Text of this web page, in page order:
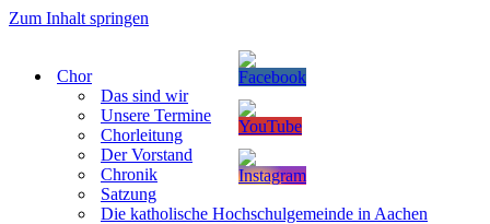
Zum Inhalt springen
Chor
Das sind wir
Unsere Termine
Chorleitung
Der Vorstand
Chronik
Satzung
Die katholische Hochschulgemeinde in Aachen